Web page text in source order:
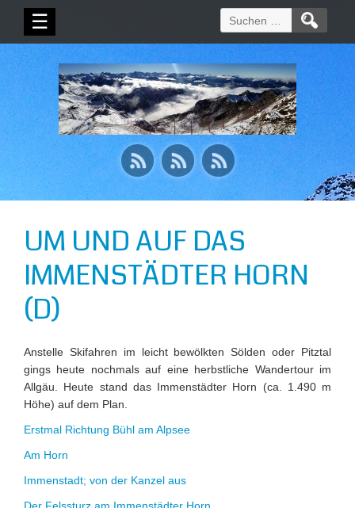
☰
Suchen
nach:
UM UND AUF DAS
IMMENSTÄDTER HORN
(D)
Anstelle Skifahren im leicht bewölkten Sölden oder Pitztal
gings heute nochmals auf eine herbstliche Wandertour im
Allgäu. Heute stand das Immenstädter Horn (ca. 1.490 m
Höhe) auf dem Plan.
Erstmal Richtung Bühl am Alpsee
Am Horn
Immenstadt; von der Kanzel aus